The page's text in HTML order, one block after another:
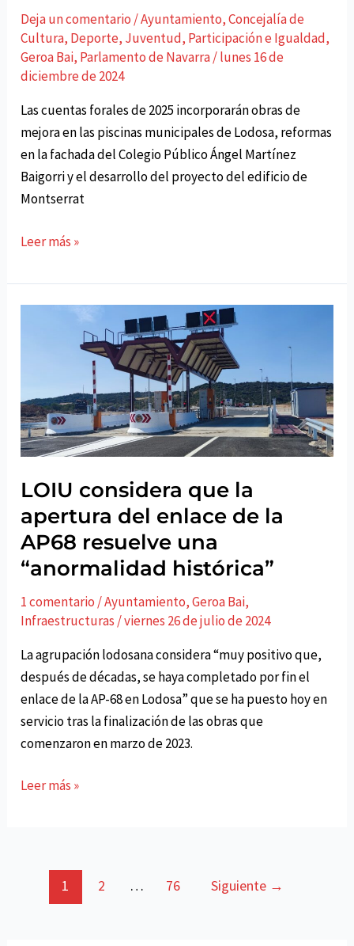
Deja un comentario/Ayuntamiento,Concejalí­a de
Cultura, Deporte, Juventud, Participación e Igualdad,
Geroa Bai, Parlamento de Navarra/lunes 16 de
diciembre de 2024
Las cuentas forales de 2025 incorporarán obras de
mejora en las piscinas municipales de Lodosa, reformas
en la fachada del Colegio Público Ángel Martínez
Baigorri y el desarrollo del proyecto del edificio de
Montserrat
LOIU
positivamente
que
Presupuestos
de
Navarra
incluyan
tres
nuevos
proyectos
para
Lodosa
Leer más »
LOIU considera que la
apertura del enlace de la
AP68 resuelve una
“anormalidad histórica”
1 comentario /Ayuntamiento,Geroa Bai,
Infraestructuras /viernes 26 de julio de 2024
La agrupación lodosana considera “muy positivo que,
después de décadas, se haya completado por fin el
enlace de la AP-68 en Lodosa” que se ha puesto hoy en
servicio tras la finalización de las obras que
comenzaron en marzo de 2023.
LOIU
apertura
Leer más »
Paginación
de
1 2 … 76 Siguiente →